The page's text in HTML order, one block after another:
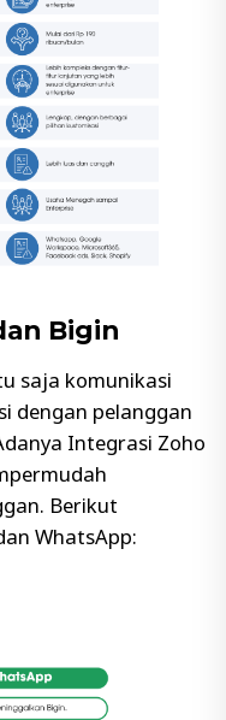
Bigin
saja komunikasi
dengan pelanggan
Integrasi Zoho
Berikut
WhatsApp: